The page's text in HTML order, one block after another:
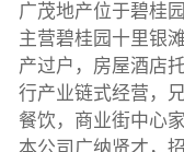
广茂地产位于碧桂
主营碧桂园十里银
产过户，房屋酒店
行产业链式经营，
餐饮，商业街中心